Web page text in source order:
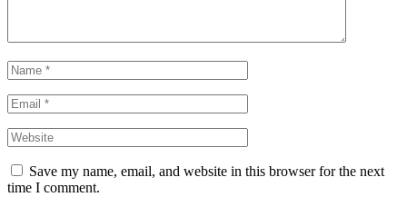
Save my name, email, and website in this browser for the next
time I comment.